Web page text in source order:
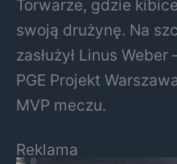
Torwarze, gdzie
swoją drużynę. Na
zasłużył Linus
PGE Projekt
MVP meczu.
Reklama